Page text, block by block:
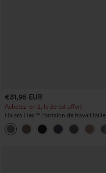
€31,95 EUR
Achetez-en 2, le 3e est offert
Halara Flex™ Pantalon de travail taille
haute avec poche latérale arrière et
légère coupe évasée